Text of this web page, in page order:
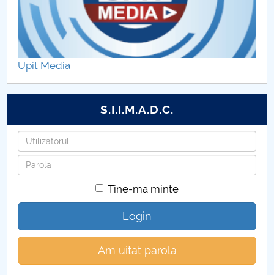
PROIECT BIOHORTINOV
PROIECT SEBA
PROIECT MINOREC
Alegeri Departament DSN
Current Trends in Natural Sciences
Upit Media
S.I.I.M.A.D.C.
Utilizatorul
Parola
Tine-ma minte
Login
Am uitat parola